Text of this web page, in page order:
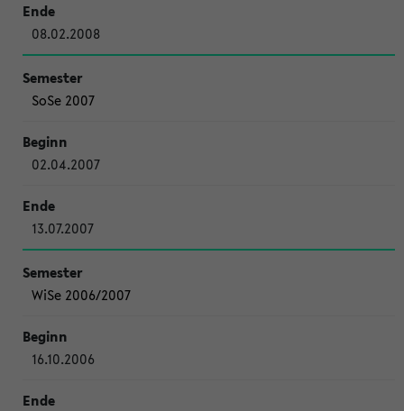
08.02.2008
SoSe 2007
02.04.2007
13.07.2007
WiSe 2006/2007
16.10.2006